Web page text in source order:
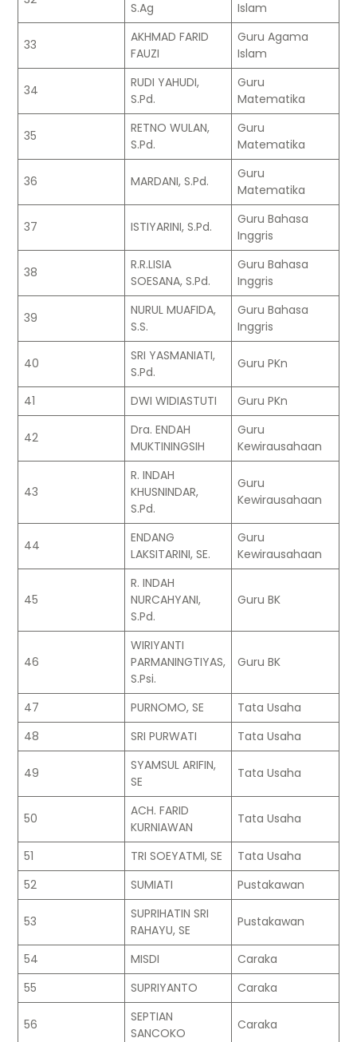
S.Ag Islam
33
AKHMAD FARID
FAUZI
Guru Agama
Islam
34
RUDI YAHUDI,
S.Pd.
Guru
Matematika
35
RETNO WULAN,
S.Pd.
Guru
Matematika
36 MARDANI, S.Pd.
Guru
Matematika
37 ISTIYARINI, S.Pd.
Guru Bahasa
Inggris
38
R.R.LISIA
SOESANA, S.Pd.
Guru Bahasa
Inggris
39
NURUL MUAFIDA,
S.S.
Guru Bahasa
Inggris
40
SRI YASMANIATI,
S.Pd.
Guru PKn
41 DWI WIDIASTUTI Guru PKn
42
Dra. ENDAH
MUKTININGSIH
Guru
Kewirausahaan
43
R. INDAH
KHUSNINDAR,
S.Pd.
Guru
Kewirausahaan
44
ENDANG
LAKSITARINI, SE.
Guru
Kewirausahaan
45
R. INDAH
NURCAHYANI,
S.Pd.
Guru BK
46
WIRIYANTI
PARMANINGTIYAS,
S.Psi.
Guru BK
47 PURNOMO, SE
Tata Usaha
48
SRI PURWATI Tata Usaha
49
SYAMSUL ARIFIN,
SE
Tata Usaha
50
ACH. FARID
KURNIAWAN
Tata Usaha
51 TRI SOEYATMI, SE
Tata Usaha
52
SUMIATI Pustakawan
53
SUPRIHATIN SRI
RAHAYU, SE
Pustakawan
54 MISDI
Caraka
55
SUPRIYANTO Caraka
56
SEPTIAN
SANCOKO
Caraka